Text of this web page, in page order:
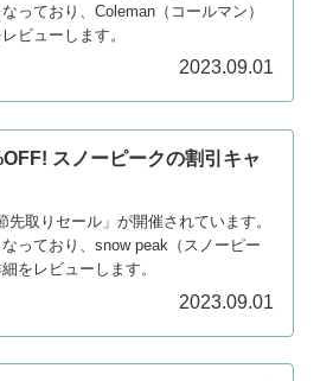
っており、Coleman（コールマン）
ビューします。
2023.09.01
スノーピークの割引キャ
取りセール」が開催されています。
っており、snow peak（スノーピー
をレビューします。
2023.09.01